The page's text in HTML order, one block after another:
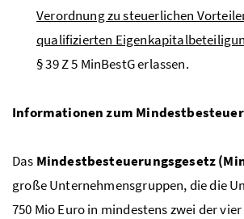
Verordnung zu steuerlichen
qualifizierten
§ 39Z5 MinBestGerlassen.
Informationen zum
Das Mindestbesteuerungsgesetz
große Unternehmensgruppen, die die
750 Mio Euro in mindestens zwei der